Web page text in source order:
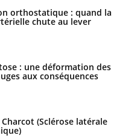
orthostatique : quand la
chute au lever
: une déformation des
aux conséquences
(Sclérose latérale